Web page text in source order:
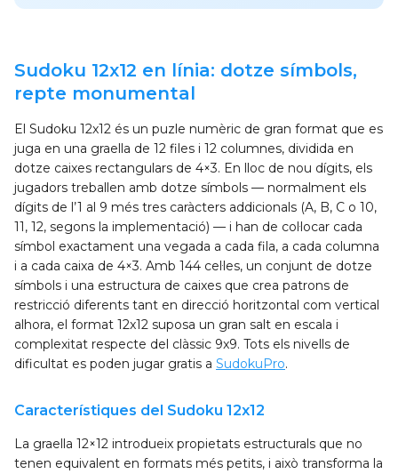
Sudoku 12x12 en línia: dotze símbols,
repte monumental
El Sudoku 12x12 és un puzle numèric de gran format que es
juga en una graella de 12 files i 12 columnes, dividida en
dotze caixes rectangulars de 4×3. En lloc de nou dígits, els
jugadors treballen amb dotze símbols — normalment els
dígits de l’1 al 9 més tres caràcters addicionals (A, B, C o 10,
11, 12, segons la implementació) — i han de col·locar cada
símbol exactament una vegada a cada fila, a cada columna
i a cada caixa de 4×3. Amb 144 cel·les, un conjunt de dotze
símbols i una estructura de caixes que crea patrons de
restricció diferents tant en direcció horitzontal com vertical
alhora, el format 12x12 suposa un gran salt en escala i
complexitat respecte del clàssic 9x9. Tots els nivells de
dificultat es poden jugar gratis a SudokuPro.
Característiques del Sudoku 12x12
La graella 12×12 introdueix propietats estructurals que no
tenen equivalent en formats més petits, i això transforma la